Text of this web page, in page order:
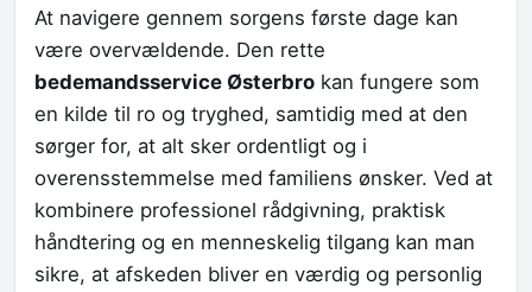
At navigere gennem sorgens første dage kan
være overvældende. Den rette
bedemandsservice Østerbro kan fungere som
en kilde til ro og tryghed, samtidig med at den
sørger for, at alt sker ordentligt og i
overensstemmelse med familiens ønsker. Ved at
kombinere professionel rådgivning, praktisk
håndtering og en menneskelig tilgang kan man
sikre, at afskeden bliver en værdig og personlig